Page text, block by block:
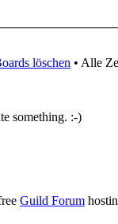
löschen • Alle
something. :-)
Guild Forum